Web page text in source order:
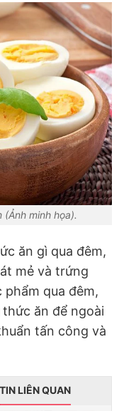
minh họa).
ăn gì qua đêm,
mẻ và trứng
qua đêm,
ăn để ngoài
tấn công và
TIN LIÊN QUAN